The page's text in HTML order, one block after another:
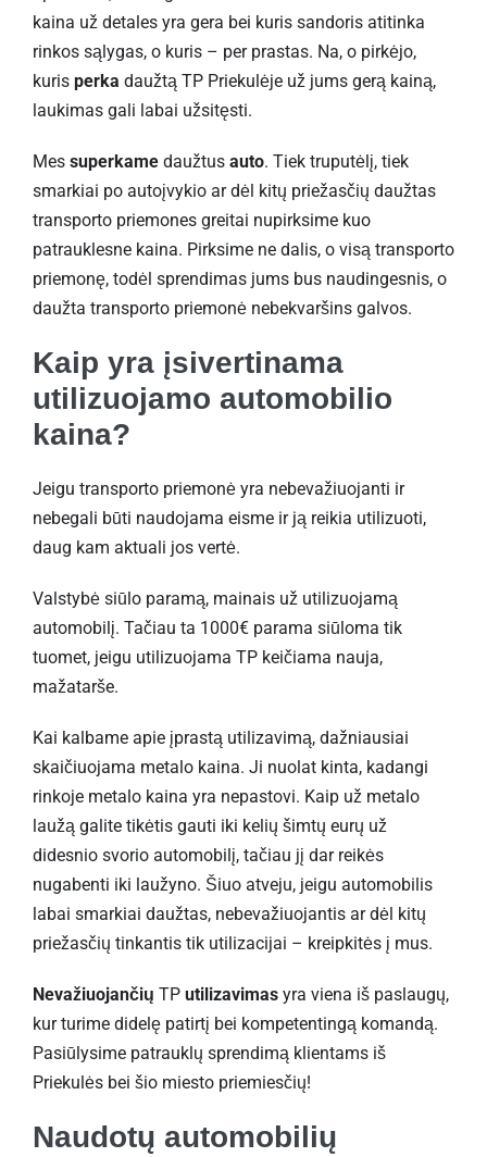
kaina už detales yra gera bei kuris sandoris atitinka
rinkos sąlygas, o kuris – per prastas. Na, o pirkėjo,
kuris perka daužtą TP Priekulėje už jums gerą kainą,
laukimas gali labai užsitęsti.
Mes superkame daužtus auto. Tiek truputėlį, tiek
smarkiai po autoįvykio ar dėl kitų priežasčių daužtas
transporto priemones greitai nupirksime kuo
patrauklesne kaina. Pirksime ne dalis, o visą transporto
priemonę, todėl sprendimas jums bus naudingesnis, o
daužta transporto priemonė nebekvaršins galvos.
Kaip yra įsivertinama
utilizuojamo automobilio
kaina?
Jeigu transporto priemonė yra nebevažiuojanti ir
nebegali būti naudojama eisme ir ją reikia utilizuoti,
daug kam aktuali jos vertė.
Valstybė siūlo paramą, mainais už utilizuojamą
automobilį. Tačiau ta 1000€ parama siūloma tik
tuomet, jeigu utilizuojama TP keičiama nauja,
mažatarše.
Kai kalbame apie įprastą utilizavimą, dažniausiai
skaičiuojama metalo kaina. Ji nuolat kinta, kadangi
rinkoje metalo kaina yra nepastovi. Kaip už metalo
laužą galite tikėtis gauti iki kelių šimtų eurų už
didesnio svorio automobilį, tačiau jį dar reikės
nugabenti iki laužyno. Šiuo atveju, jeigu automobilis
labai smarkiai daužtas, nebevažiuojantis ar dėl kitų
priežasčių tinkantis tik utilizacijai – kreipkitės į mus.
Nevažiuojančių TP utilizavimas yra viena iš paslaugų,
kur turime didelę patirtį bei kompetentingą komandą.
Pasiūlysime patrauklų sprendimą klientams iš
Priekulės bei šio miesto priemiesčių!
Naudotų automobilių